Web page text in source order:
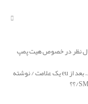
نظر در خصوص هیت پمپ
لطفا مدل خود را یه صورت کامل اعلام نمایید. بعد از eu یک علامت / نوشته